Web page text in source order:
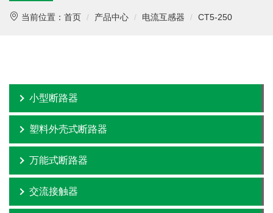
当前位置： 首页 产品中心 电流互感器 CT5-250
小型断路器
塑料外壳式断路器
万能式断路器
交流接触器